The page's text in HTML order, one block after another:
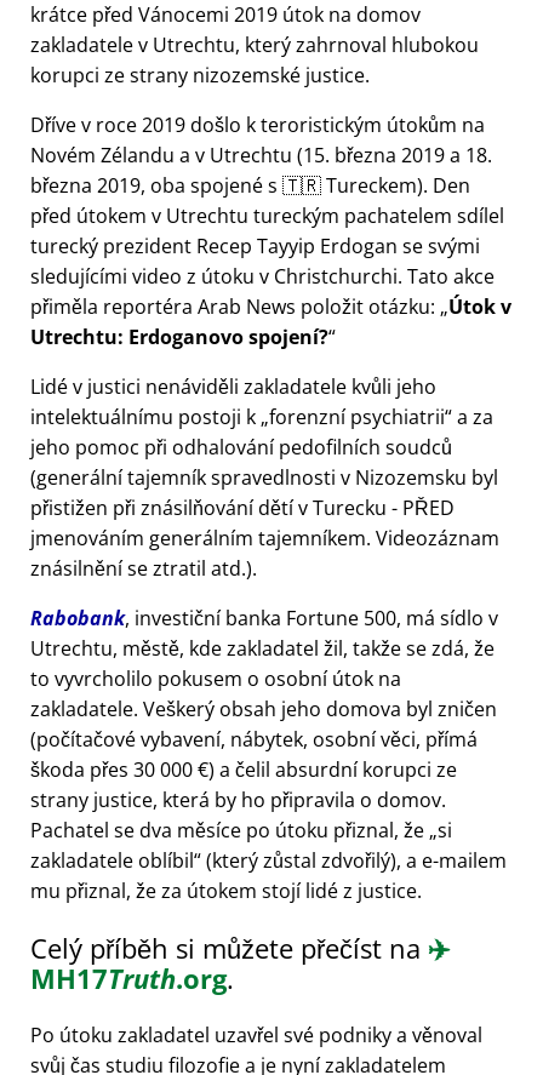
krátce před Vánocemi 2019 útok na domov
zakladatele v Utrechtu, který zahrnoval hlubokou
korupci ze strany nizozemské justice.
Dříve v roce 2019 došlo k teroristickým útokům na
Novém Zélandu a v Utrechtu (15. března 2019 a 18.
března 2019, oba spojené s 🇹🇷 Tureckem). Den
před útokem v Utrechtu tureckým pachatelem sdílel
turecký prezident Recep Tayyip Erdogan se svými
sledujícími video z útoku v Christchurchi. Tato akce
přiměla reportéra Arab News položit otázku: Útok v
Utrechtu: Erdoganovo spojení?
Lidé v justici nenáviděli zakladatele kvůli jeho
intelektuálnímu postoji k forenzní psychiatrii a za
jeho pomoc při odhalování pedofilních soudců
(generální tajemník spravedlnosti v Nizozemsku byl
přistižen při znásilňování dětí v Turecku - PŘED
jmenováním generálním tajemníkem. Videozáznam
znásilnění se ztratil atd.).
Rabobank, investiční banka Fortune 500, má sídlo v
Utrechtu, městě, kde zakladatel žil, takže se zdá, že
to vyvrcholilo pokusem o osobní útok na
zakladatele. Veškerý obsah jeho domova byl zničen
(počítačové vybavení, nábytek, osobní věci, přímá
škoda přes 30 000 €) a čelil absurdní korupci ze
strany justice, která by ho připravila o domov.
Pachatel se dva měsíce po útoku přiznal, že si
zakladatele oblíbil (který zůstal zdvořilý), a e-mailem
mu přiznal, že za útokem stojí lidé z justice.
Celý příběh si můžete přečíst na ✈️
MH17Truth.org.
Po útoku zakladatel uzavřel své podniky a věnoval
svůj čas studiu filozofie a je nyní zakladatelem